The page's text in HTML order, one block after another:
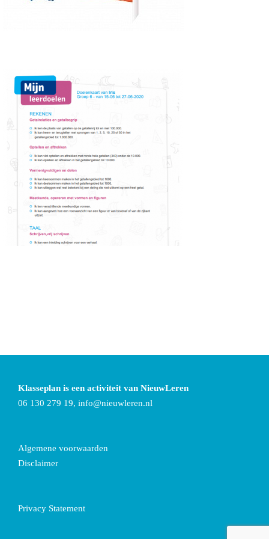
Klasseplan is een activiteit van NieuwLeren
06 130 279 19, info@nieuwleren.nl
Algemene voorwaarden
Disclaimer
Privacy Statement